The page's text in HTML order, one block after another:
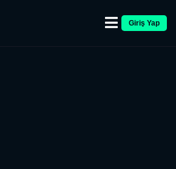
Giriş Yap